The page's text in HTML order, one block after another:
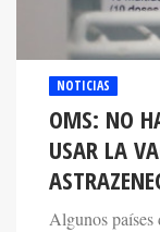
NOTICIAS
OMS: NO
USAR LA
Algunos países